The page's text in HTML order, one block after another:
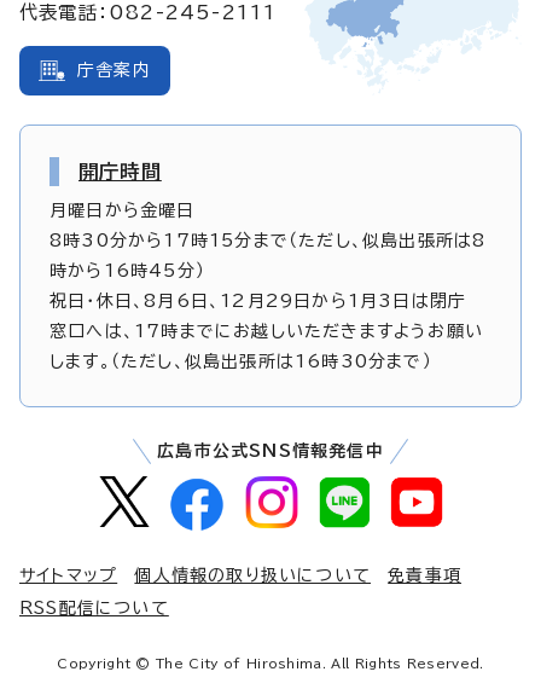
代表電話：082-245-2111
庁舎案内
開庁時間
月曜日から金曜日
8時30分から17時15分まで（ただし、似島出張所は8
時から16時45分）
祝日・休日、8月6日、12月29日から1月3日は閉庁
窓口へは、17時までにお越しいただきますようお願い
します。（ただし、似島出張所は16時30分まで）
広島市公式SNS情報発信中
サイトマップ 個人情報の取り扱いについて
免責事項
RSS配信について
Copyright © The City of Hiroshima. All Rights Reserved.